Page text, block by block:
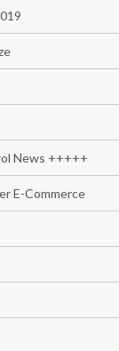
News +++++
E-Commerce